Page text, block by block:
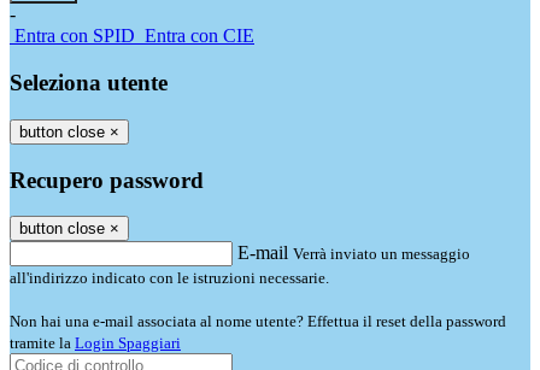
-
Entra con SPID Entra con CIE
Seleziona utente
button close ×
Recupero password
button close ×
E-mail Verrà inviato un messaggio
all'indirizzo indicato con le istruzioni necessarie.
Non hai una e-mail associata al nome utente? Effettua il reset della password
tramite la Login Spaggiari